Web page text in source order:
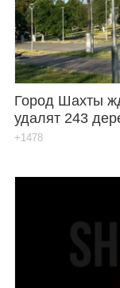
Город Шахты
удалят 243
+1478